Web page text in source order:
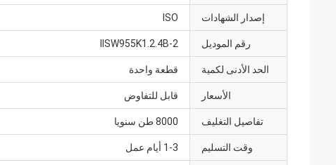
إصدار الشهادات ISO
رقم الموديل IISW955K1.2.4B-2
الحد الأدنى لكمية قطعة واحدة
الأسعار قابل للتفاوض
تفاصيل التغليف 8000 طن سنويا
وقت التسليم 1-3 أيام عمل